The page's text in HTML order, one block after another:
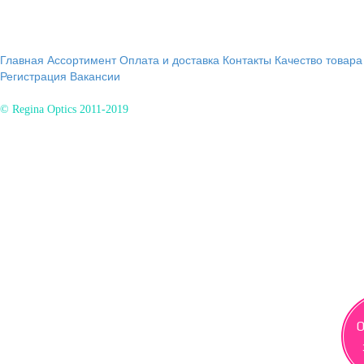
Главная Ассортимент Оплата и доставка Контакты Качество товара
Регистрация Вакансии
© Regina Optics 2011-2019